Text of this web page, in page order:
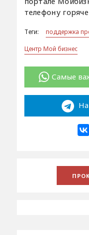
телефону
Теги:
поддержка
Центр Мой бизнес
Самые